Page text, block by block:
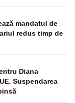
mandatul de
redus timp de
Diana
Suspendarea